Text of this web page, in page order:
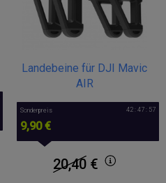
Landebeine für DJI Mavic
AIR
Sonderpreis
9,90 €
42 : 47 : 57
20,40€